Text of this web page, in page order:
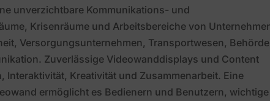
unverzichtbare Kommunikations- und
Krisenräume und Arbeitsbereiche von
Versorgungsunternehmen, Transportwesen,
Zuverlässige Videowanddisplays und Content
Kreativität und Zusammenarbeit. Eine
ermöglicht es Bedienern und Benutzern, wichtige